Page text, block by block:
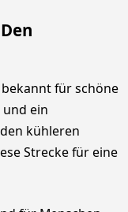
für schöne
und ein
kühleren
Strecke für eine